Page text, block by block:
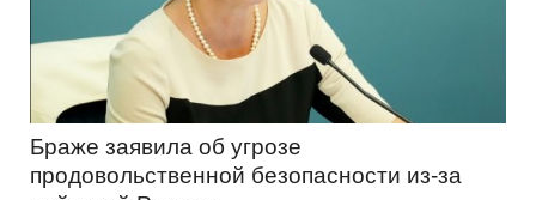
Браже заявила об угрозе
продовольственной безопасности из-за